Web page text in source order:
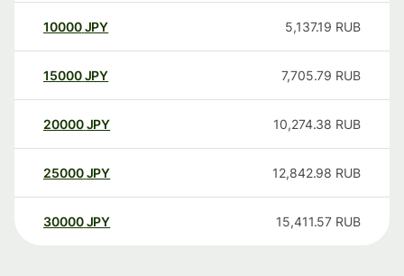
10000 JPY 5,137.19 RUB
15000 JPY 7,705.79 RUB
20000 JPY 10,274.38 RUB
25000 JPY 12,842.98 RUB
30000 JPY 15,411.57 RUB